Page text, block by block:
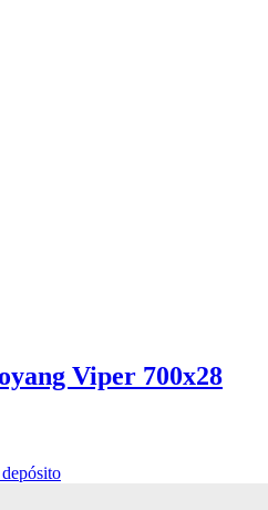
Viper 700x28